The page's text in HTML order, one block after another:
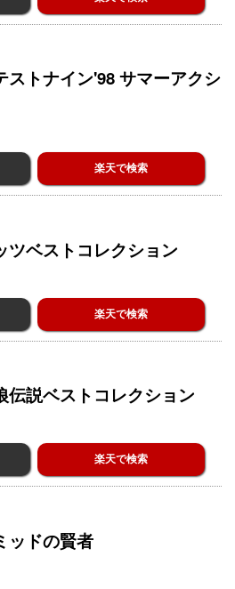
ストナイン'98 サマーアクシ
楽天で検索
ツベストコレクション
楽天で検索
伝説ベストコレクション
楽天で検索
ッドの賢者